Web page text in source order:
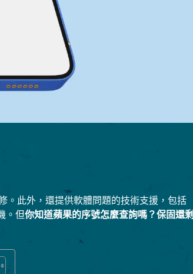
。此外，還提供軟體問題的技術支援，包括
。但你知道蘋果的序號怎麼查詢嗎？保固還剩